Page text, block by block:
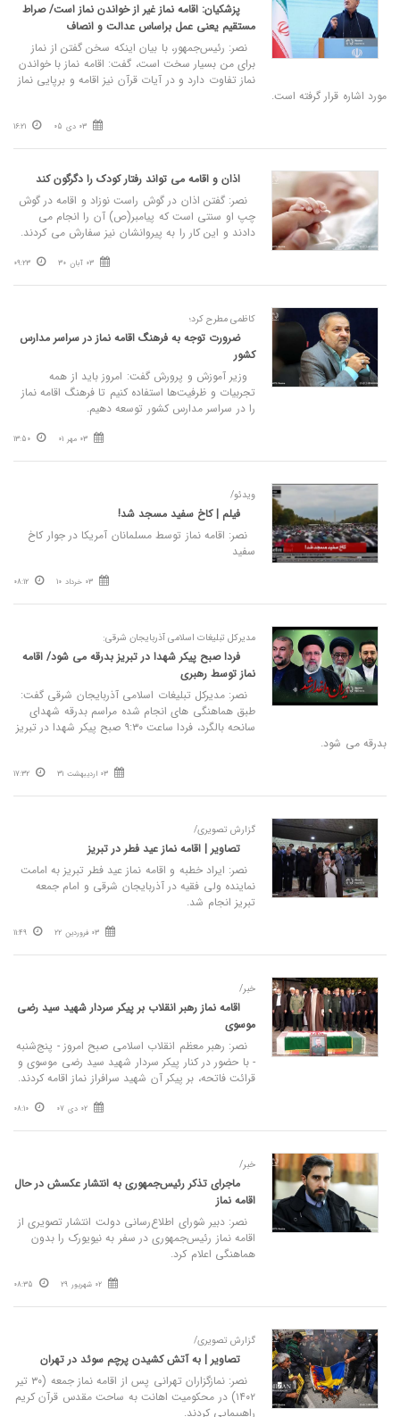
پزشکیان: اقامه نماز غیر از خواندن نماز است/ صراط
مستقیم یعنی عمل براساس عدالت و انصاف
نصر: رئیس‌جمهور، با بیان اینکه سخن گفتن از نماز
برای من بسیار سخت است، گفت: اقامه نماز با خواندن
نماز تفاوت دارد و در آیات قرآن نیز اقامه و برپایی نماز
مورد اشاره قرار گرفته است.
03 دی 05 16:21
اذان و اقامه‌ می‌ تواند رفتار کودک را دگرگون کند
نصر: گفتن اذان در گوش راست نوزاد و اقامه در گوش
چپ او سنتی است که پیامبر(ص) آن را انجام می
دادند و این کار را به پیروانشان نیز سفارش می کردند.
03 آبان 30 09:23
کاظمی مطرح کرد؛
ضرورت توجه به فرهنگ اقامه نماز در سراسر مدارس
کشور
وزیر آموزش و پرورش گفت: امروز باید از همه
تجربیات و ظرفیت‌ها استفاده کنیم تا فرهنگ اقامه نماز
را در سراسر مدارس کشور توسعه دهیم.
03 مهر 01 13:50
ویدئو/
فیلم | کاخ سفید مسجد شد!
نصر: اقامه نماز توسط مسلمانان آمریکا در جوار کاخ
سفید
03 خرداد 10 08:12
مدیرکل تبلیغات اسلامی آذربایجان شرقی:
فردا صبح پیکر شهدا در تبریز بدرقه می شود/ اقامه
نماز توسط رهبری
نصر: مدیرکل تبلیغات اسلامی آذربایجان شرقی گفت:
طبق هماهنگی های انجام شده مراسم بدرقه شهدای
سانحه بالگرد، فردا ساعت ۹:۳۰ صبح پیکر شهدا در تبریز
بدرقه می شود.
03 اردیبهشت 31 17:32
گزارش تصویری/
تصاویر | اقامه نماز عید فطر در تبریز
نصر: ایراد خطبه و اقامه نماز عید فطر تبریز به امامت
نماینده ولی فقیه در آذربایجان شرقی و امام جمعه
تبریز انجام شد.
03 فروردین 22 11:49
خبر/
اقامه نماز رهبر انقلاب بر پیکر سردار شهید سید رضی
موسوی
نصر: رهبر معظم انقلاب اسلامی صبح امروز - پنج‌شنبه
- با حضور در کنار پیکر سردار شهید سید رضی موسوی و
قرائت فاتحه، بر پیکر آن شهید سرافراز نماز اقامه کردند.
02 دی 07 08:10
خبر/
ماجرای تذکر رئیس‌جمهوری به انتشار عکسش در حال
اقامه نماز
نصر: دبیر شورای اطلاع‌رسانی دولت انتشار تصویری از
اقامه نماز رئیس‌جمهوری در سفر به نیویورک را بدون
هماهنگی اعلام کرد.
02 شهریور 29 08:35
گزارش تصویری/
تصاویر | به آتش کشیدن پرچم سوئد در تهران
نصر: نمازگزاران تهرانی پس از اقامه نماز جمعه (۳۰ تیر
۱۴۰۲) در محکومیت اهانت به ساحت مقدس قرآن کریم
راهپیمایی کردند.